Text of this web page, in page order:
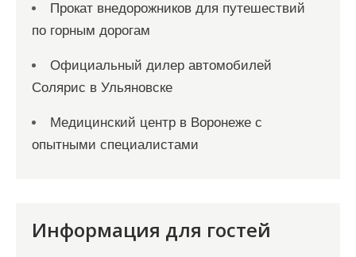
Прокат внедорожников для путешествий
по горным дорогам
Официальный дилер автомобилей
Солярис в Ульяновске
Медицинский центр в Воронеже с
опытными специалистами
Информация для гостей